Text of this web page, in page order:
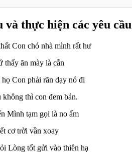
và thực hiện các yêu
Con chó nhà mình rất hư
thấy ăn mày là cắn
Con phải răn dạy nó đi
thì con đem bán.
Mình tạm gọi là no ấm
cơ trời vần xoay
Lòng tốt gửi vào thiên hạ